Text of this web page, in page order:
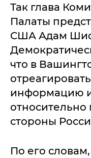
Так глава
Палаты
США Адам
что в
информацию
стороны
По его